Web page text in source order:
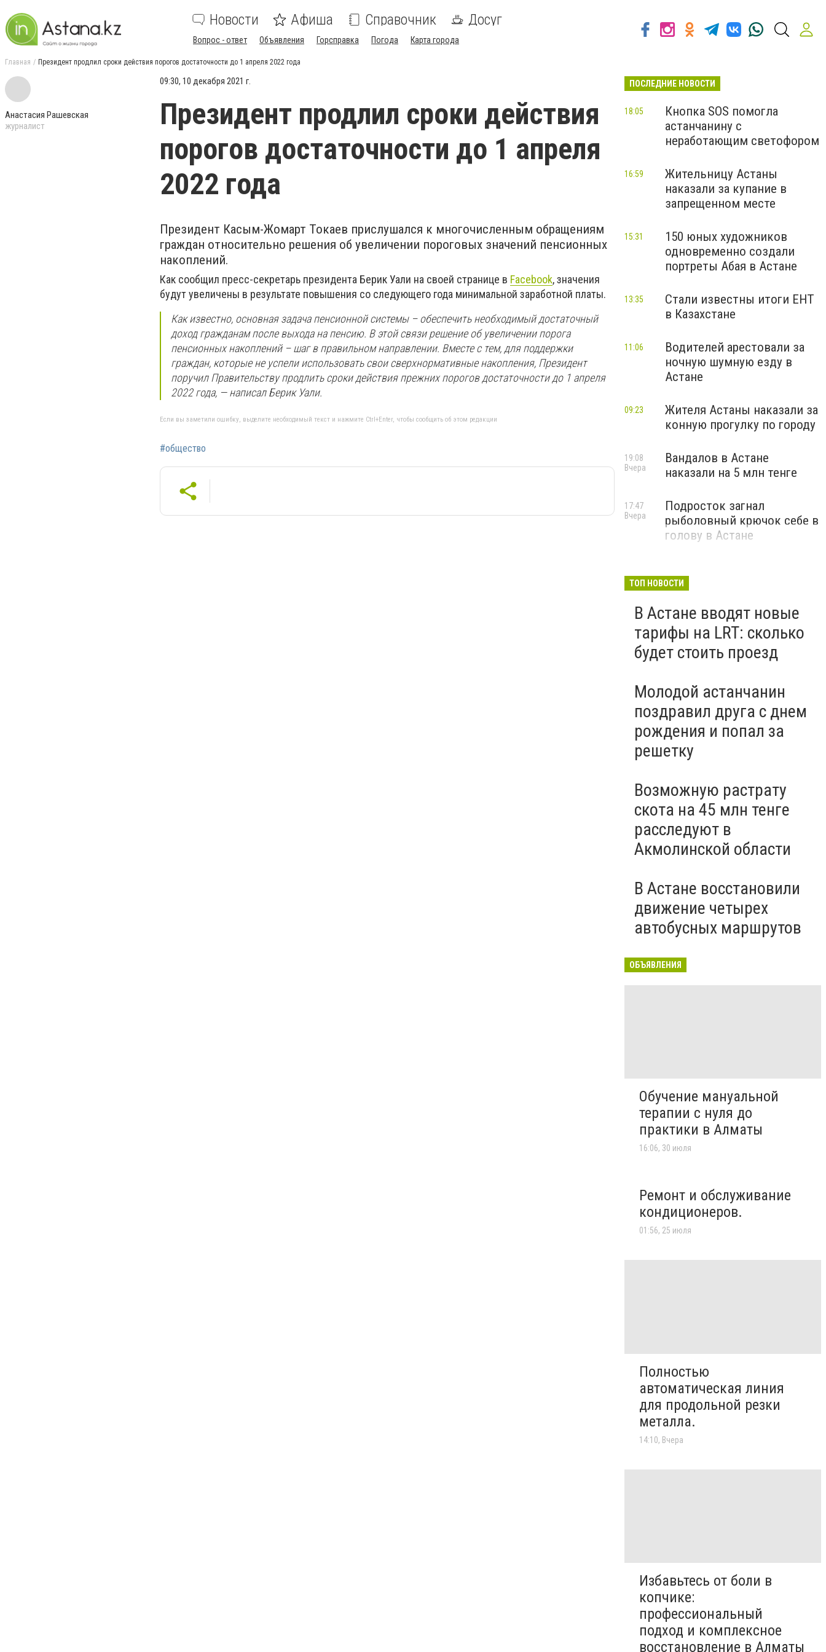
Новости Афиша Справочник Досуг
Вопрос - ответ Объявления Горсправка Погода Карта города
Главная Президент продлил сроки действия порогов достаточности до 1 апреля 2022 года
Анастасия Рашевская
журналист
09:30, 10 декабря 2021 г.
Президент продлил сроки действия
порогов достаточности до 1 апреля
2022 года
Президент Касым-Жомарт Токаев прислушался к многочисленным обращениям
граждан относительно решения об увеличении пороговых значений пенсионных
накоплений.
Как сообщил пресс-секретарь президента Берик Уали на своей странице в Facebook, значения
будут увеличены в результате повышения со следующего года минимальной заработной платы.
Как известно, основная задача пенсионной системы – обеспечить необходимый достаточный
доход гражданам после выхода на пенсию. В этой связи решение об увеличении порога
пенсионных накоплений – шаг в правильном направлении. Вместе с тем, для поддержки
граждан, которые не успели использовать свои сверхнормативные накопления, Президент
поручил Правительству продлить сроки действия прежних порогов достаточности до 1 апреля
2022 года, — написал Берик Уали.
Если вы заметили ошибку, выделите необходимый текст и нажмите Ctrl+Enter, чтобы сообщить об этом редакции
#общество
ПОСЛЕДНИЕ НОВОСТИ
Кнопка SOS помогла
астанчанину с
неработающим светофором
18:05
Жительницу Астаны
наказали за купание в
запрещенном месте
16:59
150 юных художников
одновременно создали
портреты Абая в Астане
15:31
Стали известны итоги ЕНТ
в Казахстане
13:35
Водителей арестовали за
ночную шумную езду в
Астане
11:06
Жителя Астаны наказали за
конную прогулку по городу
09:23
Вандалов в Астане
наказали на 5 млн тенге
19:08
Вчера
Подросток загнал
рыболовный крючок себе в
голову в Астане
17:47
Вчера
ТОП НОВОСТИ
В Астане вводят новые
тарифы на LRT: сколько
будет стоить проезд
Молодой астанчанин
поздравил друга с днем
рождения и попал за
решетку
Возможную растрату
скота на 45 млн тенге
расследуют в
Акмолинской области
В Астане восстановили
движение четырех
автобусных маршрутов
ОБЪЯВЛЕНИЯ
Обучение мануальной
терапии с нуля до
практики в Алматы
16:06, 30 июля
Ремонт и обслуживание
кондиционеров.
01:56, 25 июля
Полностью
автоматическая линия
для продольной резки
металла.
14:10, Вчера
Избавьтесь от боли в
копчике:
профессиональный
подход и комплексное
восстановление в Алматы